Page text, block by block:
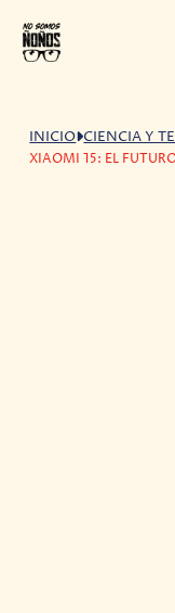
INICIO CIENCIA Y
XIAOMI 15: EL